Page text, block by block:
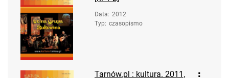
Data: 2012
Typ: czasopismo
Tarnów.pl : kultura. 2011,